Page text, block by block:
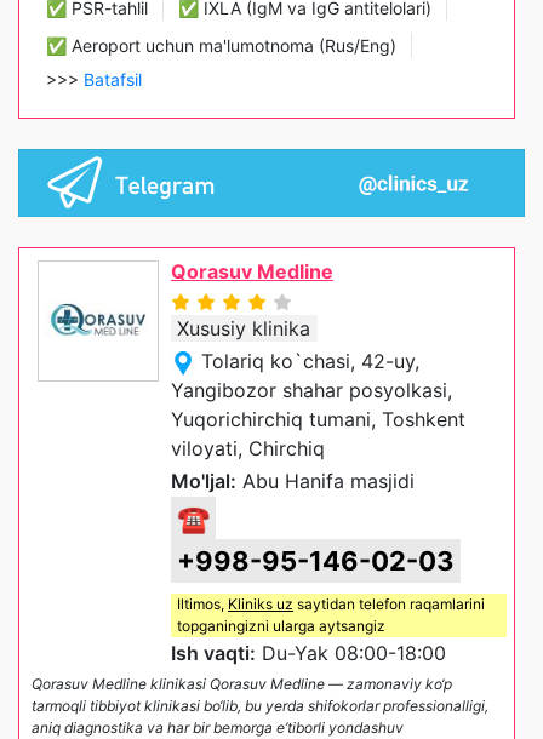
✅ PSR-tahlil
✅ IXLA (IgM va IgG antitelolari)
✅ Aeroport uchun ma'lumotnoma (Rus/Eng)
>>> Batafsil
Qorasuv Medline
Xususiy klinika
Tolаriq ko`chasi, 42-uy,
Yangibozor shahar posyolkasi,
Yuqorichirchiq tumani, Toshkent
viloyati, Chirchiq
Mo'ljal: Abu Hanifa masjidi
☎
+998-95-146-02-03
Iltimos, Kliniks uz saytidan telefon raqamlarini
topganingizni ularga aytsangiz
Ish vaqti: Du-Yak 08:00-18:00
Qorasuv Medline klinikasi Qorasuv Medline — zamonaviy ko‘p
tarmoqli tibbiyot klinikasi bo‘lib, bu yerda shifokorlar professionalligi,
aniq diagnostika va har bir bemorga e’tiborli yondashuv